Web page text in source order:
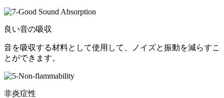
良い音の吸収
音を吸収する材料として使用して、ノイズと振動を減らすこ
とができます。
非炎症性